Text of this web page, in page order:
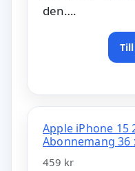
den….
Apple iPhone 15
Abonnemang 36
459 kr